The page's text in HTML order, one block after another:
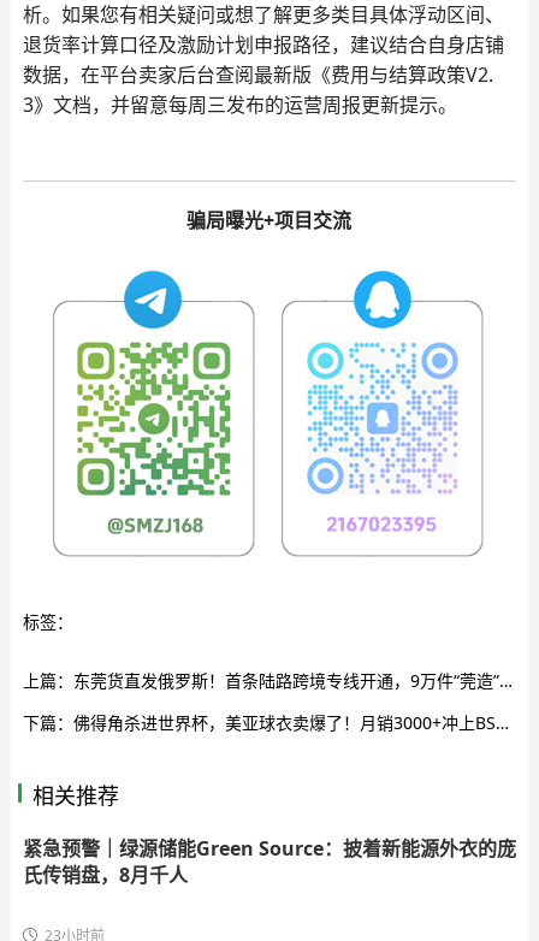
析。如果您有相关疑问或想了解更多类目具体浮动区间、
退货率计算口径及激励计划申报路径，建议结合自身店铺
数据，在平台卖家后台查阅最新版《费用与结算政策V2.
3》文档，并留意每周三发布的运营周报更新提示。
骗局曝光+项目交流
标签：
上篇： 东莞货直发俄罗斯！首条陆路跨境专线开通，9万件“莞造”狂奔喀山
下篇： 佛得角杀进世界杯，美亚球衣卖爆了！月销3000+冲上BSR前三
相关推荐
紧急预警｜绿源储能Green Source：披着新能源外衣的庞
氏传销盘，8月千人
23小时前